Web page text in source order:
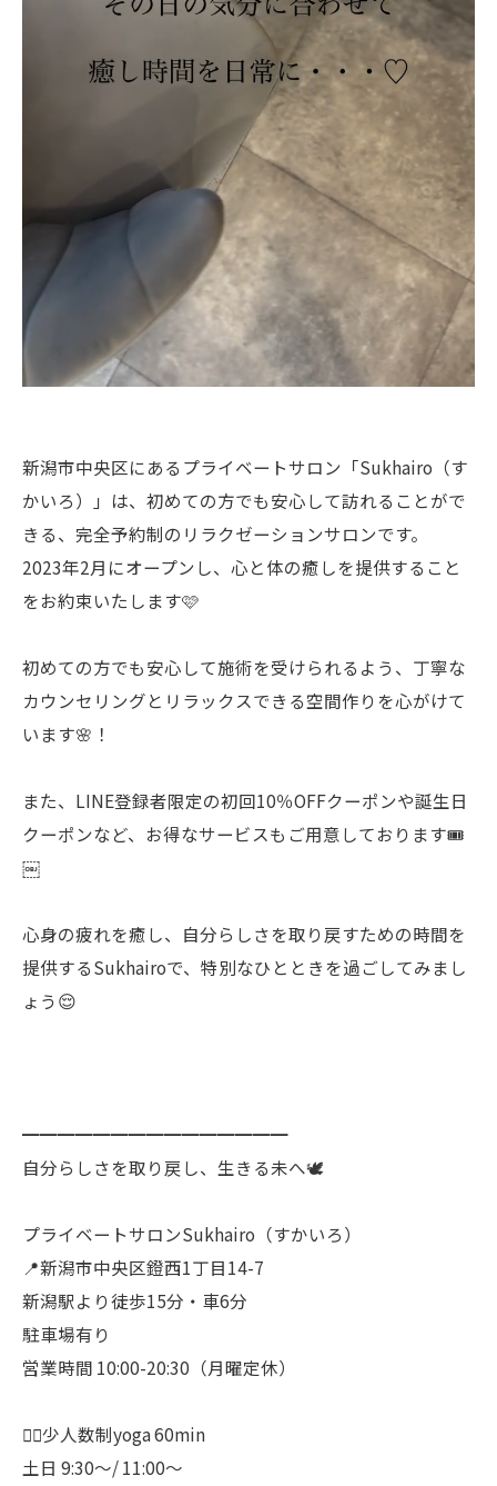
新潟市中央区にあるプライベートサロン「Sukhairo（す
かいろ）」は、初めての方でも安心して訪れることがで
きる、完全予約制のリラクゼーションサロンです。
2023年2月にオープンし、心と体の癒しを提供すること
をお約束いたします🩷
初めての方でも安心して施術を受けられるよう、丁寧な
カウンセリングとリラックスできる空間作りを心がけて
います🌸！
また、LINE登録者限定の初回10％OFFクーポンや誕生日
クーポンなど、お得なサービスもご用意しております🎟️
￼
心身の疲れを癒し、自分らしさを取り戻すための時間を
提供するSukhairoで、特別なひとときを過ごしてみまし
ょう😌
━━━━━━━━━━━━━━━
自分らしさを取り戻し、生きる未へ🕊️
プライベートサロンSukhairo（すかいろ）
📍新潟市中央区鐙西1丁目14-7
新潟駅より徒歩15分・車6分
駐車場有り
営業時間 10:00-20:30（月曜定休）
🧘‍♀️少人数制yoga 60min
土日 9:30〜/ 11:00〜